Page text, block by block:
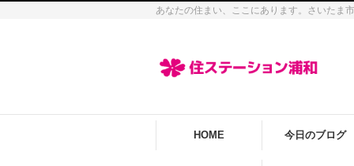
あなたの住まい、ここにあります。さいたま
HOME 今日のブログ